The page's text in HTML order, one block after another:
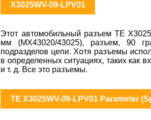
X3025WV-09-LPV01
Этот автомобильный разъем TE
мм (MX43020/43025), разъем, 90
подразделов цепи. Хотя разъемы
в определенных ситуациях, таких как
и т. д. Все это разъемы.
TE X3025WV-09-LPV01 Parameter